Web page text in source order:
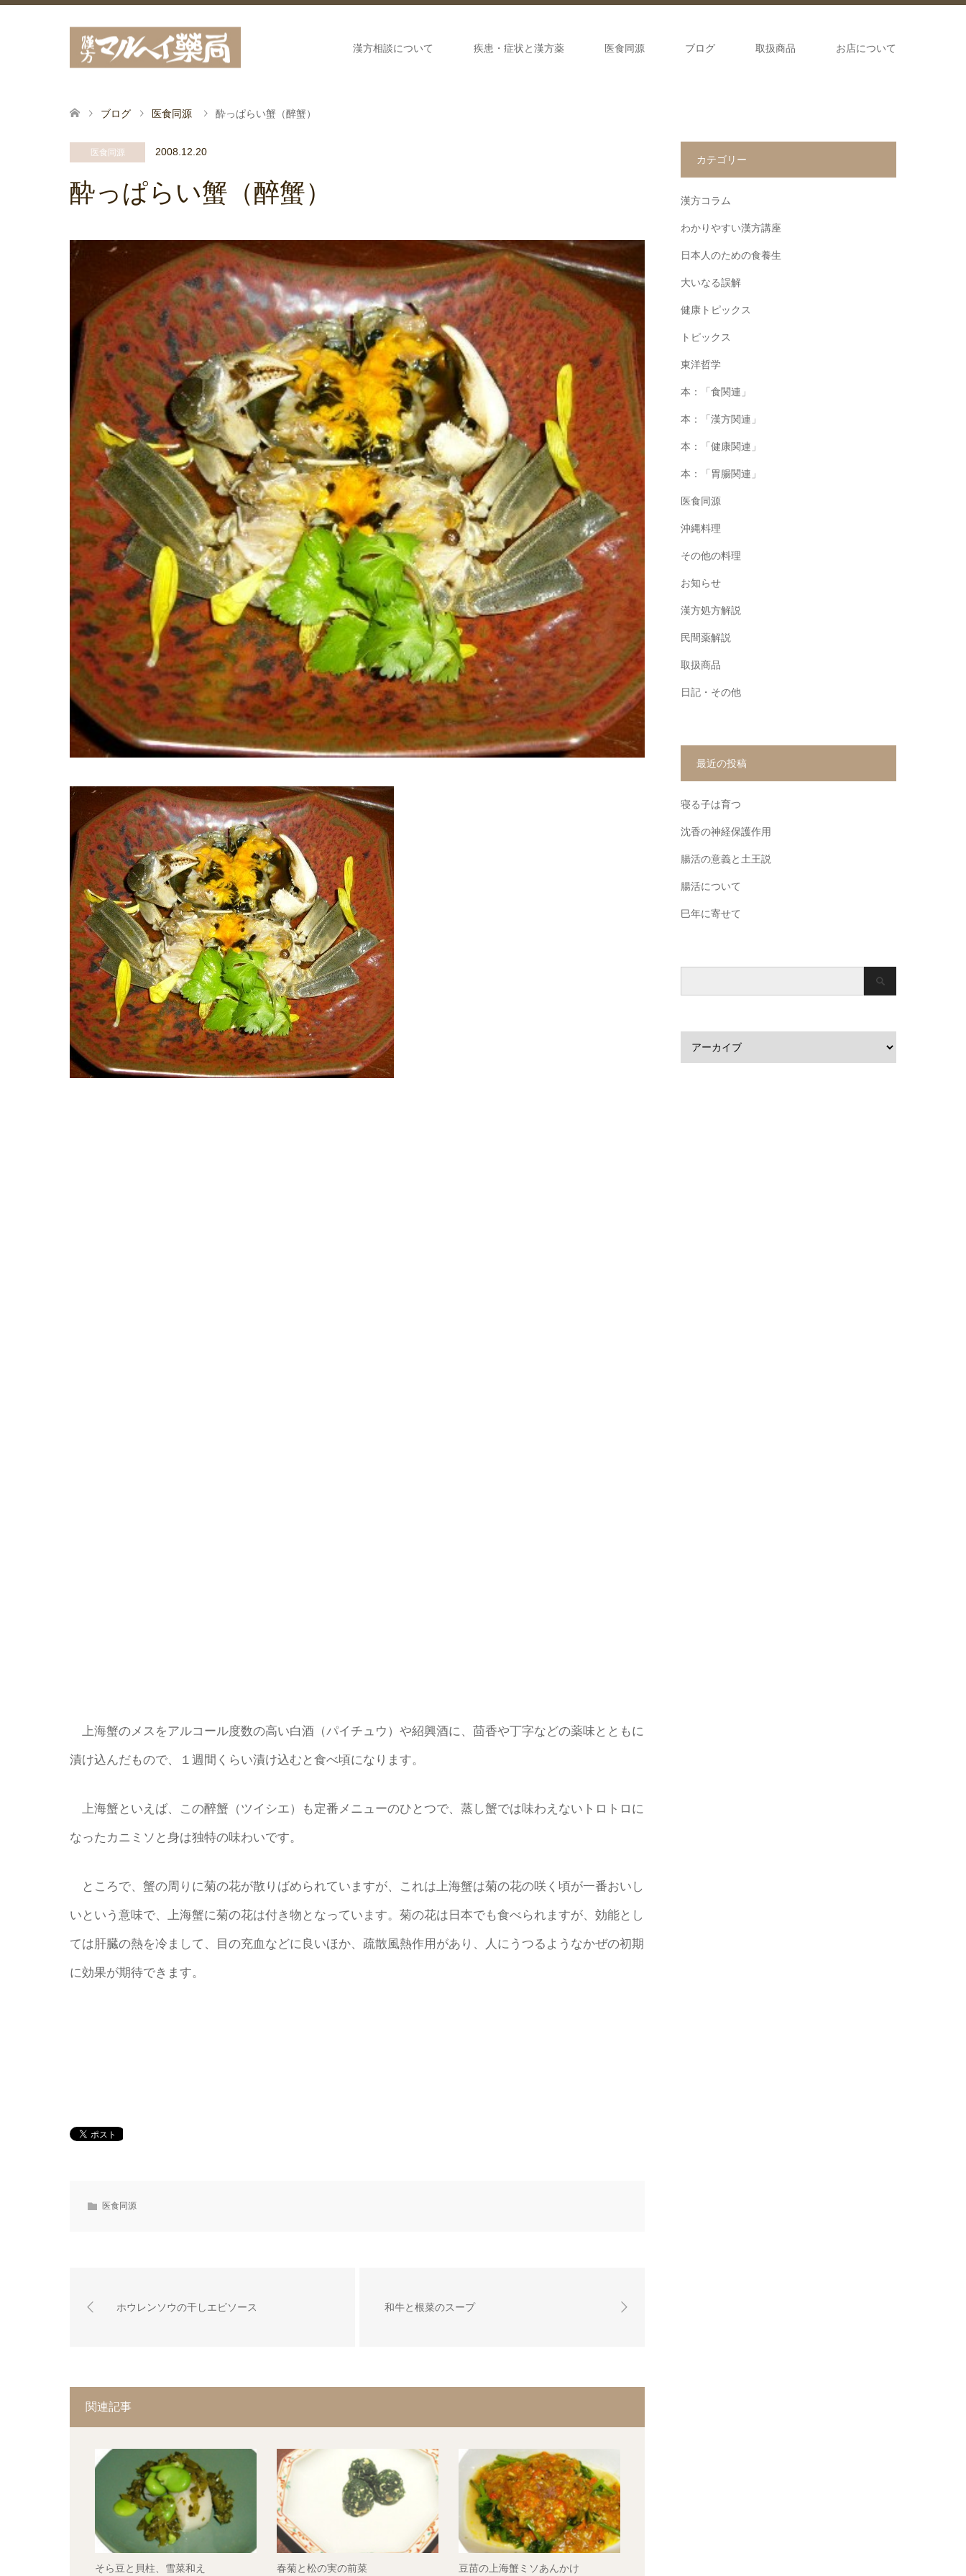
漢方相談について 疾患・症状と漢方薬 医食同源 ブログ 取扱商品 お店について
ブログ 医食同源 酔っぱらい蟹（醉蟹）
医食同源 2008.12.20
酔っぱらい蟹（醉蟹）
上海蟹のメスをアルコール度数の高い白酒（パイチュウ）や紹興酒に、茴香や丁字などの薬味とともに
漬け込んだもので、１週間くらい漬け込むと食べ頃になります。
上海蟹といえば、この醉蟹（ツイシエ）も定番メニューのひとつで、蒸し蟹では味わえないトロトロに
なったカニミソと身は独特の味わいです。
ところで、蟹の周りに菊の花が散りばめられていますが、これは上海蟹は菊の花の咲く頃が一番おいし
いという意味で、上海蟹に菊の花は付き物となっています。菊の花は日本でも食べられますが、効能とし
ては肝臓の熱を冷まして、目の充血などに良いほか、疏散風熱作用があり、人にうつるようなかぜの初期
に効果が期待できます。
医食同源
ホウレンソウの干しエビソース 和牛と根菜のスープ
関連記事
そら豆と貝柱、雪菜和え 春菊と松の実の前菜 豆苗の上海蟹ミソあんかけ
カテゴリー
漢方コラム
わかりやすい漢方講座
日本人のための食養生
大いなる誤解
健康トピックス
トピックス
東洋哲学
本：「食関連」
本：「漢方関連」
本：「健康関連」
本：「胃腸関連」
医食同源
沖縄料理
その他の料理
お知らせ
漢方処方解説
民間薬解説
取扱商品
日記・その他
最近の投稿
寝る子は育つ
沈香の神経保護作用
腸活の意義と土王説
腸活について
巳年に寄せて